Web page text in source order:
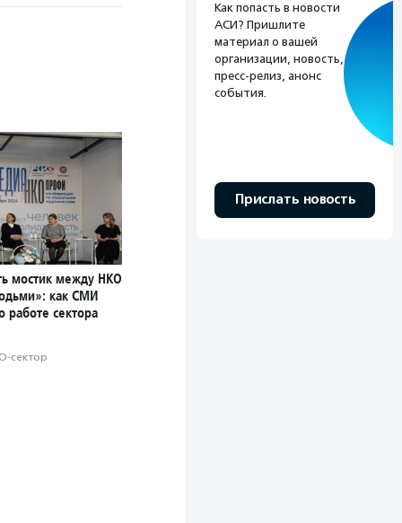
мостик между НКО
как СМИ
работе сектора
сектор
Как попасть в новости
АСИ? Пришлите
материал о вашей
организации, новость,
пресс-релиз, анонс
события.
Прислать новость